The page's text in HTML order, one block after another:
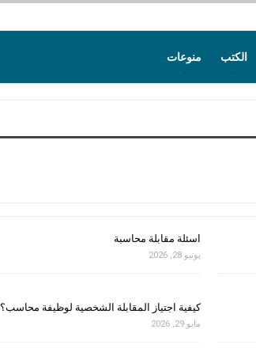
الكتب منوعات
اسئلة مقابلة محاسبة
يونيو 28, 2026
كيفية اجتياز المقابلة الشخصية لوظيفة محاسب؟
مايو 29, 2026